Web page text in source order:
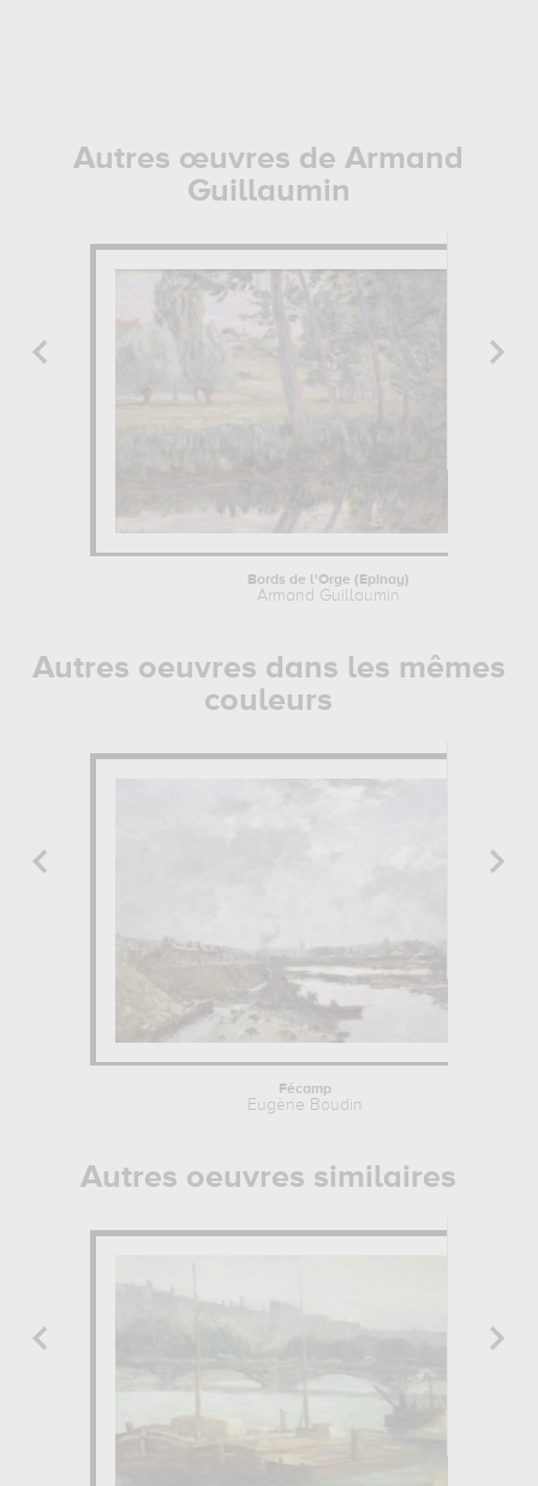
Autres œuvres de Armand
Guillaumin
Bords de l'Orge (Epinay)
Armand Guillaumin
Autres oeuvres dans les mêmes
couleurs
Fécamp
Eugène Boudin
Autres oeuvres similaires